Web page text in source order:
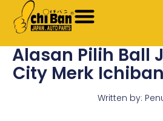
Alasan Pilih Ball
City Merk
Written by: